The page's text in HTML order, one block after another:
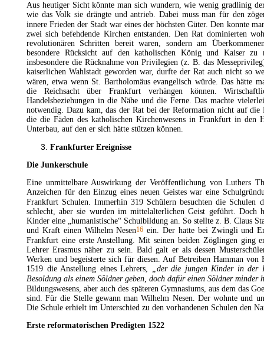
Aus heutiger Sicht könnte man sich wundern, wie wenig gradlinig
wie das Volk sie drängte und antrieb. Dabei muss man für den
innereFrieden der Stadt war eines der höchsten Güter. Den konnte
zwei sich befehdende Kirchen entstanden. Den Rat dominierten
revolutionären Schritten bereit waren, sondern am
besondere Rücksicht auf den katholischen König und Kaiser zu
insbesondere die Rücknahme von Privilegien (z. B. das
kaiserlichen Wahlstadt geworden war, durfte der Rat auch nicht so
wären, etwa wenn St. Bartholomäusevangelisch würde. Das hätte
die Reichsacht über Frankfurt verhängen können.
Handelsbeziehungen in die Nähe und die Ferne. Das machte
notwendig. Dazu kam, das der Rat bei der Reformation nicht auf die
die die Fäden des katholischen Kirchenwesens in Frankfurt in den
Unterbau, auf den er sich hätte stützen können.
Frankfurter Ereignisse
Die Junkerschule
Eine unmittelbare Auswirkung der Veröffentlichung von Luthers
Anzeichen für den Einzug eines neuen Geistes war eine
Frankfurt Schulen. Immerhin 319 Schülern besuchten die
schlecht, aber sie wurden im mittelalterlichen Geist geführt. Doch
Kinder eine „humanistische“ Schulbildung an. So stellte z. B. Claus
und Kraft einen Wilhelm Nesen16 ein. Der hatte bei Zwingli und
Frankfurt eine erste Anstellung. Mit seinen beiden Zöglingen ging
Lehrer Erasmus näher zu sein. Bald galt er als dessen
Werken und begeisterte sich für diesen. Auf Betreiben Hamman von
1519 die Anstellung eines Lehrers, „der die jungen Kinder in der
Besoldung als einem Söldner geben, doch dafür einen Söldner minder
Bildungswesens, aber auch des späteren Gymnasiums, aus dem das
sind. Für die Stelle gewann man Wilhelm Nesen. Der wohnte und
Die Schule erhielt im Unterschied zu den vorhandenen Schulen den
Erste reformatorischen Predigten 1522